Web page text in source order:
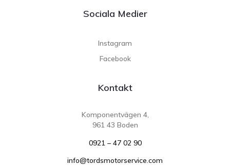
Sociala Medier
Instagram
Facebook
Kontakt
Komponentvägen 4,
961 43 Boden
0921 – 47 02 90
info@tordsmotorservice.com